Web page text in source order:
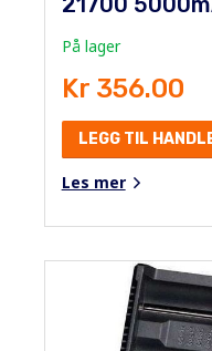
På lager
Kr 356.00
LEGG TIL
Les mer